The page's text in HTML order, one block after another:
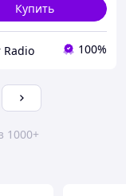
Купить
Radio 100%
1000+